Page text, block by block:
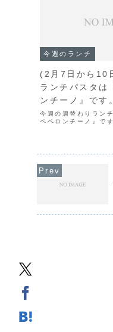
今週のランチ
(2月7日から10
ランチパスタは
ンチーノ』です
今週の週替わりラン
ペペロンチーノ』です